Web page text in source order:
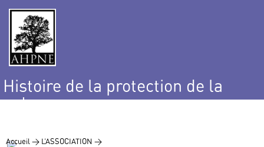
Histoire de la protection de la
nature
Accueil > L’ASSOCIATION >